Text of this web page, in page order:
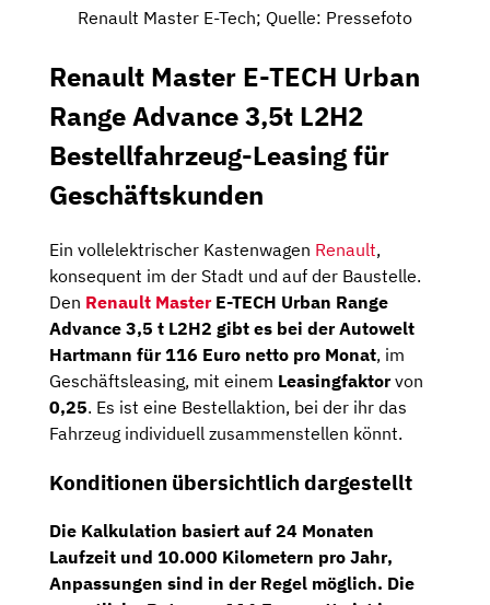
Renault Master E-Tech; Quelle: Pressefoto
Renault Master E-TECH Urban
Range Advance 3,5t L2H2
Bestellfahrzeug-Leasing für
Geschäftskunden
Ein vollelektrischer Kastenwagen Renault,
konsequent im der Stadt und auf der Baustelle.
Den Renault MasterE-TECH Urban Range
Advance 3,5 t L2H2 gibt es bei der Autowelt
Hartmann für 116 Euro netto pro Monat, im
Geschäftsleasing, mit einem Leasingfaktorvon
0,25. Es ist eine Bestellaktion, bei der ihr das
Fahrzeug individuell zusammenstellen könnt.
Konditionen übersichtlich dargestellt
Die Kalkulation basiert auf 24 Monaten
Laufzeit und 10.000 Kilometern pro Jahr,
Anpassungen sind in der Regel möglich. Die